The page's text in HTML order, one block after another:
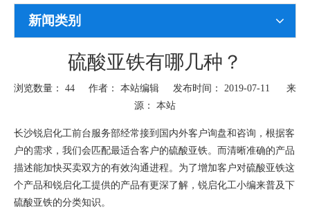
新闻类别
硫酸亚铁有哪几种？
浏览数量： 44 作者： 本站编辑 发布时间： 2019-07-11 来
源： 本站
["wechat","weibo","qzone","douban","email"]
长沙锐启化工前台服务部经常接到国内外客户询盘和咨询，根据客
户的需求，我们会匹配最适合客户的硫酸亚铁。而清晰准确的产品
描述能加快买卖双方的有效沟通进程。为了增加客户对硫酸亚铁这
个产品和锐启化工提供的产品有更深了解，锐启化工小编来普及下
硫酸亚铁的分类知识。